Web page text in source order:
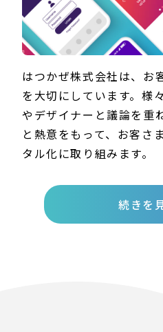
はつかぜ株式会社は、お
を大切にしています。様
やデザイナーと議論を重
と熱意をもって、お客さ
タル化に取り組みます。
続きを